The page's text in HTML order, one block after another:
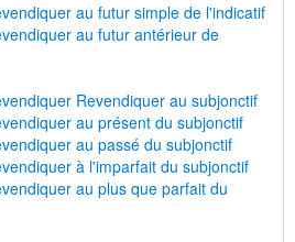
au futur simple de l'indicatif
au futur antérieur de
Revendiquer au subjonctif
au présent du subjonctif
au passé du subjonctif
à l'imparfait du subjonctif
au plus que parfait du